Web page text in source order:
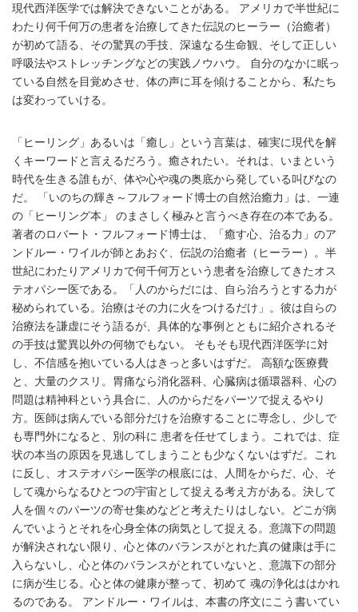
現代西洋医学では解決できないことがある。 アメリカで半世紀に
わたり何千何万の患者を治療してきた伝説のヒーラー（治癒者）
が初めて語る、その驚異の手技、深遠なる生命観、そして正しい
呼吸法やストレッチングなどの実践ノウハウ。 自分のなかに眠っ
ている自然を目覚めさせ、体の声に耳を傾けることから、私たち
は変わっていける。
「ヒーリング」あるいは「癒し」という言葉は、確実に現代を解
くキーワードと言えるだろう。癒されたい。それは、いまという
時代を生きる誰もが、体や心や魂の奥底から発している叫びなの
だ。 「いのちの輝き～フルフォード博士の自然治癒力」は、一連
の「ヒーリング本」 のまさしく極みと言うべき存在の本である。
著者のロバート・フルフォード博士は、「癒す心、治る力」のア
ンドルー・ワイルが師とあおぐ、伝説の治癒者（ヒーラー）。半
世紀にわたりアメリカで何千何万という患者を治療してきたオス
テオパシー医である。「人のからだには、自ら治ろうとする力が
秘められている。治療はその力に火をつけるだけ」。彼は自らの
治療法を謙虚にそう語るが、具体的な事例とともに紹介されるそ
の手技は驚異以外の何物でもない。 そもそも現代西洋医学に対
し、不信感を抱いている人はきっと多いはずだ。 高額な医療費
と、大量のクスリ。胃痛なら消化器科、心臓病は循環器科、心の
問題は精神科という具合に、人のからだをパーツで捉えるやり
方。医師は病んでいる部分だけを治療することに専念し、少しで
も専門外になると、別の科に 患者を任せてしまう。これでは、症
状の本当の原因を見逃してしまうことも少なくないはずだ。これ
に反し、オステオパシー医学の根底には、人間をからだ、心、そ
して魂からなるひとつの宇宙として捉える考え方がある。決して
人を個々のパーツの寄せ集めなどと考えたりはしない。どこが病
んでいようとそれを心身全体の病気として捉える。意識下の問題
が解決されない限り、心と体のバランスがとれた真の健康は手に
入らないし、心と体のバランスがとれていないと、意識下の部分
に病が生じる。心と体の健康が整って、初めて 魂の浄化ははかれ
るのである。 アンドルー・ワイルは、本書の序文にこう書いてい